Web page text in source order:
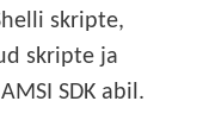
skripte,
skripte ja
SDK abil.